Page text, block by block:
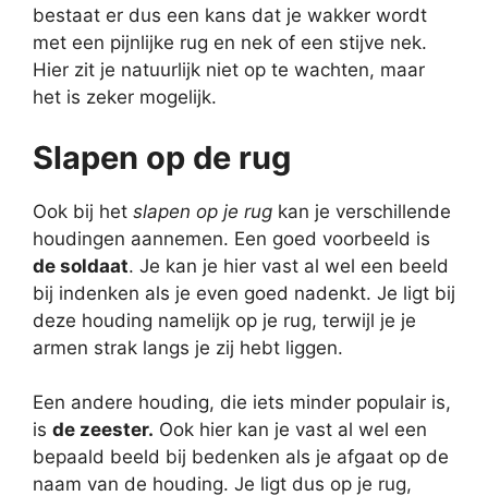
bestaat er dus een kans dat je wakker wordt
met een pijnlijke rug en nek of een stijve nek.
Hier zit je natuurlijk niet op te wachten, maar
het is zeker mogelijk.
Slapen op de rug
Ook bij het slapen op je rug kan je verschillende
houdingen aannemen. Een goed voorbeeld is
de soldaat. Je kan je hier vast al wel een beeld
bij indenken als je even goed nadenkt. Je ligt bij
deze houding namelijk op je rug, terwijl je je
armen strak langs je zij hebt liggen.
Een andere houding, die iets minder populair is,
is de zeester. Ook hier kan je vast al wel een
bepaald beeld bij bedenken als je afgaat op de
naam van de houding. Je ligt dus op je rug,